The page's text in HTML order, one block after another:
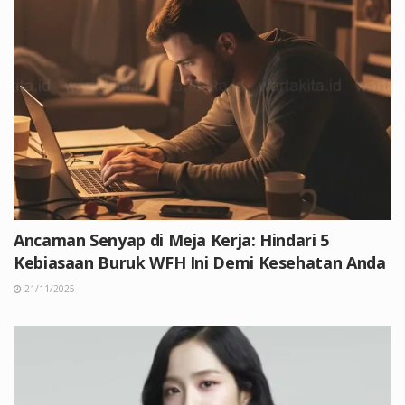
Ancaman Senyap di Meja Kerja: Hindari 5
Kebiasaan Buruk WFH Ini Demi Kesehatan Anda
21/11/2025